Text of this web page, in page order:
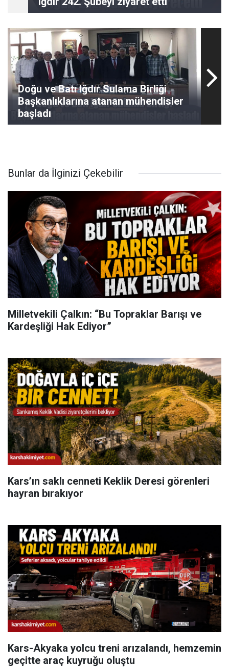
Doğu ve Batı Iğdır Sulama Birliği
Başkanlıklarına atanan mühendisler
başladı
Bunlar da İlginizi Çekebilir
Milletvekili Çalkın: “Bu Topraklar Barışı ve
Kardeşliği Hak Ediyor”
Kars’ın saklı cenneti Keklik Deresi görenleri
hayran bırakıyor
Kars-Akyaka yolcu treni arızalandı, hemzemin
geçitte araç kuyruğu oluştu